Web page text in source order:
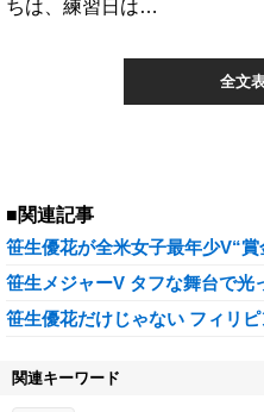
ちは、練習日は…
全文
■関連記事
笹生優花が全米女子最年少V“
笹生メジャーV タフな舞台で光
笹生優花だけじゃない フィリ
関連キーワード